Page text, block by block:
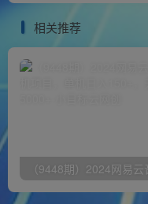
相关推荐